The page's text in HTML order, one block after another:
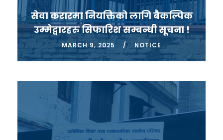
सेवा करारमा नियक्तिको लागि बैकल्पिक
उम्मेद्वारहरु सिफारिश सम्बन्धी सूचना !
MARCH 9, 2025 NOTICE